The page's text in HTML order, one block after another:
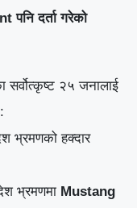
पनि दर्ता गरेको
सर्वोत्कृष्ट २५ जनालाई
भ्रमणको हक्दार
भ्रमणमा Mustang